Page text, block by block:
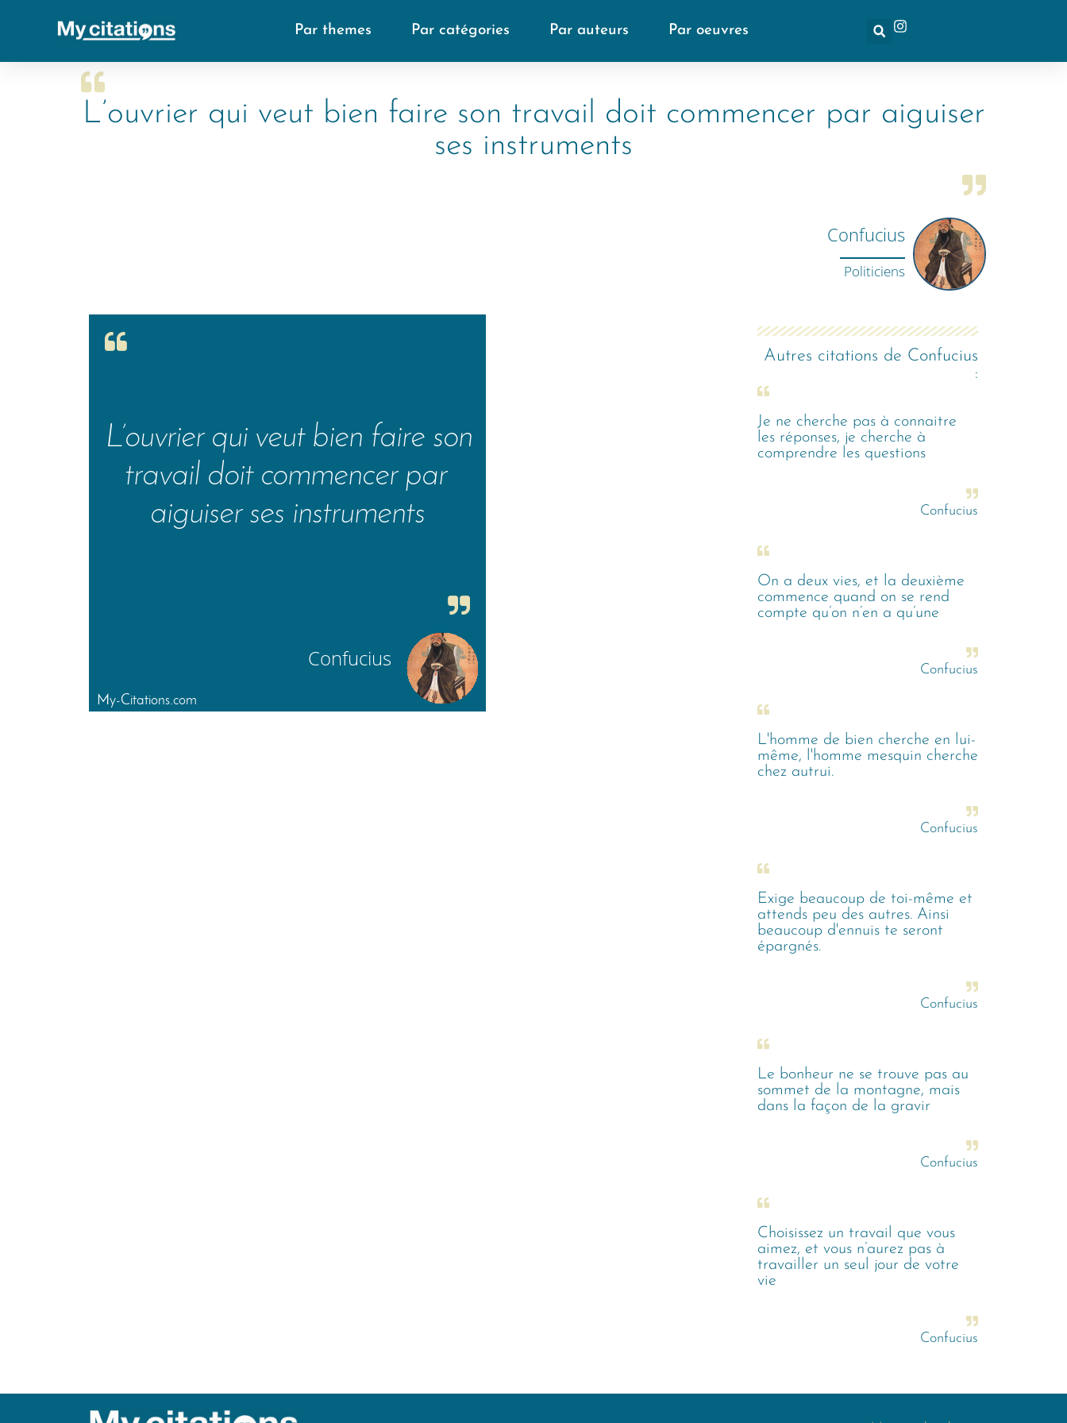
Par themes Par catégories Par auteurs Par oeuvres
L’ouvrier qui veut bien faire son travail doit commencer par aiguiser
ses instruments
Confucius
Politiciens
Autres citations de Confucius
:
Je ne cherche pas à connaitre
les réponses, je cherche à
comprendre les questions
Confucius
On a deux vies, et la deuxième
commence quand on se rend
compte qu’on n’en a qu’une
Confucius
L'homme de bien cherche en lui-
même, l'homme mesquin cherche
chez autrui.
Confucius
Exige beaucoup de toi-même et
attends peu des autres. Ainsi
beaucoup d'ennuis te seront
épargnés.
Confucius
Le bonheur ne se trouve pas au
sommet de la montagne, mais
dans la façon de la gravir
Confucius
Choisissez un travail que vous
aimez, et vous n’aurez pas à
travailler un seul jour de votre
vie
Confucius